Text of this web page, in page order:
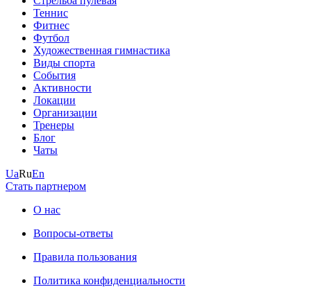
Теннис
Фитнес
Футбол
Художественная гимнастика
Виды спорта
События
Активности
Локации
Организации
Тренеры
Блог
Чаты
UaRuEn
Стать партнером
О нас
Вопросы-ответы
Правила пользования
Политика конфиденциальности